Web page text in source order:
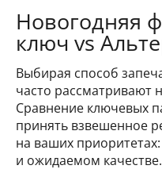
Новогодняя
ключ vs
Выбирая способ
часто рассматривают
Сравнение ключевых
принять взвешенное
на ваших
и ожидаемом качестве.